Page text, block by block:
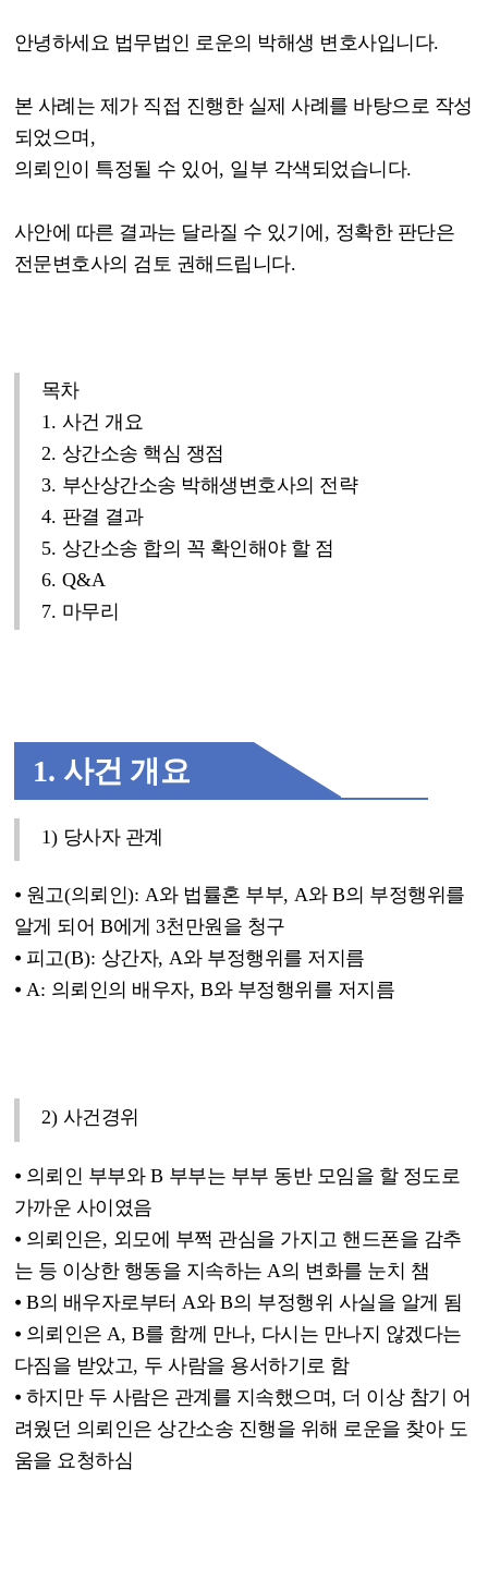
안녕하세요 법무법인 로운의 박해생 변호사입니다.
본 사례는 제가 직접 진행한 실제 사례를 바탕으로 작성
되었으며 ,
의뢰인이 특정될 수 있어, 일부 각색되었습니다.
사안에 따른 결과는 달라질 수 있기에, 정확한 판단은
전문변호사의 검토 권해드립니다.
목차
1. 사건 개요
2. 상간소송 핵심 쟁점
3. 부산상간소송 박해생변호사의 전략
4. 판결 결과
5. 상간소송 합의 꼭 확인해야 할 점
6. Q&A
7. 마무리
1. 사건 개요
1) 당사자 관계
⦁ 원고(의뢰인): A와 법률혼 부부, A와B의 부정행위를
알게 되어 B에게3천만원을 청구
⦁ 피고(B): 상간자, A와 부정행위를 저지름
⦁ A: 의뢰인의 배우자, B와 부정행위를 저지름
2) 사건경위
⦁ 의뢰인 부부와 B 부부는 부부 동반 모임을 할 정도로
가까운 사이였음
⦁ 의뢰인은, 외모에 부쩍 관심을 가지고 핸드폰을 감추
는 등 이상한 행동을 지속하는 A의 변화를 눈치 챔
⦁ B의 배우자로부터 A와B의 부정행위 사실을 알게 됨
⦁ 의뢰인은 A, B를 함께 만나, 다시는 만나지 않겠다는
다짐을 받았고, 두 사람을 용서하기로 함
⦁ 하지만 두 사람은 관계를 지속했으며, 더 이상 참기 어
려웠던 의뢰인은 상간소송 진행을 위해 로운을 찾아 도
움을 요청하심